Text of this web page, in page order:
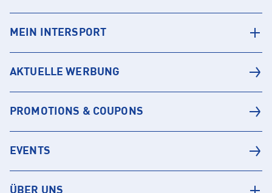
MEIN INTERSPORT
AKTUELLE WERBUNG
PROMOTIONS & COUPONS
EVENTS
ÜBER UNS